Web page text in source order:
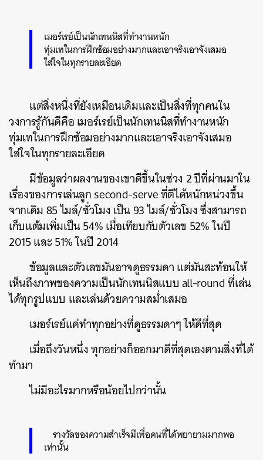
เมอร์เรย์เป็นนักเทนนิสที่ทำงานหนัก
ทุ่มเทในการฝึกซ้อมอย่างมากและเอาจริงเอาจังเสมอ
ใส่ใจในทุกรายละเอียด
แต่สิ่งหนึ่งที่ยังเหมือนเดิมและเป็นสิ่งที่ทุกคนใน
วงการรู้กันดีคือ เมอร์เรย์เป็นนักเทนนิสที่ทำงานหนัก
ทุ่มเทในการฝึกซ้อมอย่างมากและเอาจริงเอาจังเสมอ
ใส่ใจในทุกรายละเอียด
มีข้อมูลว่าผลงานของเขาดีขึ้นในช่วง 2 ปีที่ผ่านมาใน
เรื่องของการเล่นลูก second-serve ที่ตีได้หนักหน่วงขึ้น
จากเดิม 85 ไมล์/ชั่วโมง เป็น 93 ไมล์/ชั่วโมง ซึ่งสามารถ
เก็บแต้มเพิ่มเป็น 54% เมื่อเทียบกับตัวเลข 52% ในปี
2015 และ 51% ในปี 2014
ข้อมูลและตัวเลขมันอาจดูธรรมดา แต่มันสะท้อนให้
เห็นถึงภาพของความเป็นนักเทนนิสแบบ all-round ที่เล่น
ได้ทุกรูปแบบ และเล่นด้วยความสม่ำเสมอ
เมอร์เรย์แค่ทำทุกอย่างที่ดูธรรมดาๆ ให้ดีที่สุด
เมื่อถึงวันหนึ่ง ทุกอย่างก็ออกมาดีที่สุดเองตามสิ่งที่ได้
ทำมา
ไม่มีอะไรมากหรือน้อยไปกว่านั้น
รางวัลของความสำเร็จมีเพื่อคนที่ได้พยายามมากพอ
เท่านั้น
SHARE TWEET LINE